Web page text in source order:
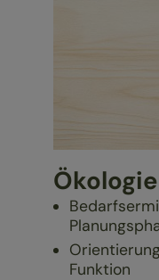
Ökologie
Funktion